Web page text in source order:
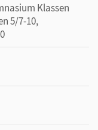
Klassen
5/7-10,